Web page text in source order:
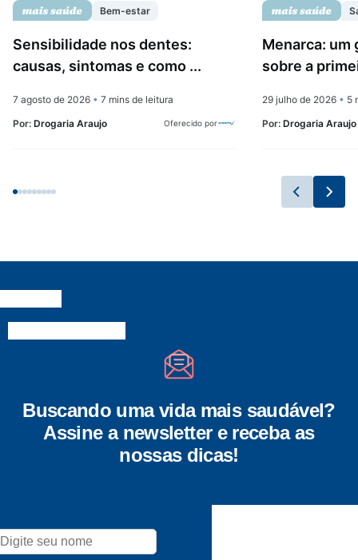
Bem-estar
Sensibilidade nos dentes:
causas, sintomas e como ...
7 agosto de 2026 • 7 mins de leitura
Por: Drogaria Araujo Oferecido por
Menarca: um
sobre a
29 julho de 2026 • 5
Por: Drogaria Araujo
Buscando uma vida mais saudável?
Assine a newsletter e receba as
nossas dicas!